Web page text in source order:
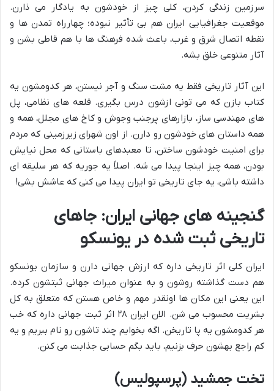
سرزمین زندگی کردن، کلی چیز از خودشون به یادگار می ذارن.
موقعیت جغرافیایی ایران هم بی تأثیر نبوده؛ چهارراه تمدن ها و
نقطه اتصال شرق و غرب، باعث شده فرهنگ ها با هم قاطی بشن و
آثار متنوعی خلق بشه.
این آثار تاریخی فقط یه مشت سنگ و آجر نیستن، هر کدومشون یه
کتاب بازن که می تونی ازشون درس بگیری. قلعه های نظامی، پل
های مهندسی ساز، بازارهای پرجنب وجوش و کاخ های مجلل، همه و
همه داستان های خودشون رو دارن. از اون شهرای زیرزمینی که مردم
برای امنیت خودشون ساختن، تا معبدهای باستانی که محل نیایش
بودن، همه چیز اینجا پیدا می شه. اصلاً یه جوریه که هر سلیقه ای
داشته باشی، یه جای تاریخی تو ایران پیدا می کنی که عاشش بشی!
گنجینه های جهانی ایران: جاهای
تاریخی ثبت شده در یونسکو
ایران کلی اثر تاریخی داره که ارزش جهانی دارن و سازمان یونسکو
هم دست گذاشته روشون و به عنوان میراث جهانی ثبتشون کرده.
این یعنی این مکان ها اونقدر مهم و خاص هستن که متعلق به کل
بشریت محسوب می شن. الان ایران ۲۸ اثر ثبت جهانی داره که خب
هر کدومشون یه پا تاریخن. اگه بخوایم چند تاشون رو نام ببریم و یه
کم راجع بهشون حرف بزنیم، باید بگم حسابی جذابت می کنن.
تخت جمشید (پرسپولیس)